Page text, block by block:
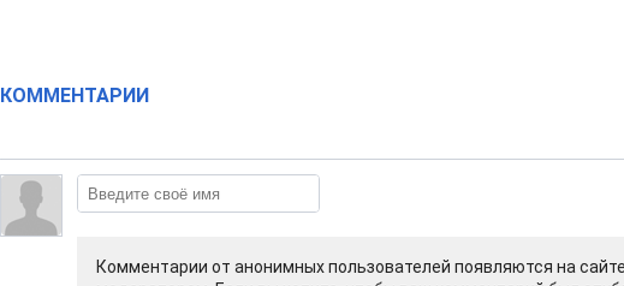
КОММЕНТАРИИ
Комментарии от анонимных пользователей появляются на